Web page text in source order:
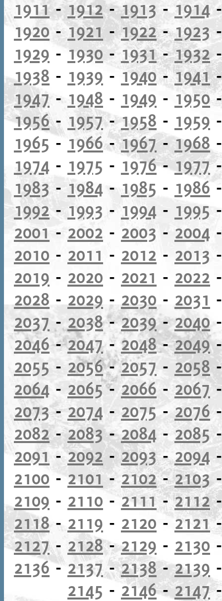
1911-1912-1913 -1914
1920 -1921-1922-1923
1929 -1930-1931-1932
1938 - 1939 - 1940-1941
1947- 1948 - 1949 - 1950
1956- 1957-1958 - 1959
1965 - 1966-1967-1968
1974 - 1975 - 1976-1977
1983 -1984 - 1985 - 1986
1992- 1993 - 1994 - 1995
2001 - 2002 - 2003 - 2004
2010 - 2011 - 2012 - 2013
2019 - 2020 - 2021 - 2022
2028 - 2029 - 2030 - 2031
2037 - 2038-2039-2040
2046-2047- 2048-2049
2055 - 2056-2057 - 2058
2064 - 2065-2066-2067
2073-2074 - 2075-2076
2082-2083-2084-2085
2091 -2092-2093-2094
2100 -2101-2102-2103
2109 - 2110 -2111-2112
2118- 2119 - 2120 - 2121
2127- 2128-2129 - 2130
2136- 2137-2138-2139
2145 - 2146-2147